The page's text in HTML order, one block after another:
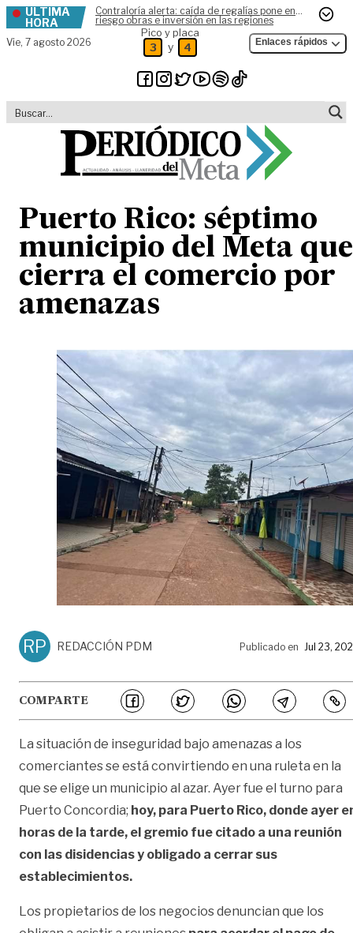
Skip to content
ÚLTIMA
HORA
Contraloría alerta: caída de regalías pone en
riesgo obras e inversión en las regiones
Vie, 7 agosto 2026
Pico y placa
3 y 4 Enlaces rápidos
Puerto Rico: séptimo
municipio del Meta que
cierra el comercio por
amenazas
RP REDACCIÓN PDM Publicado en Jul 23,
COMPARTE
La situación de inseguridad bajo amenazas a los
comerciantes se está convirtiendo en una ruleta en la
que se elige un municipio al azar. Ayer fue el turno para
Puerto Concordia; hoy, para Puerto Rico, donde ayer
horas de la tarde, el gremio fue citado a una reunión
con las disidencias y obligado a cerrar sus
establecimientos.
Los propietarios de los negocios denuncian que los